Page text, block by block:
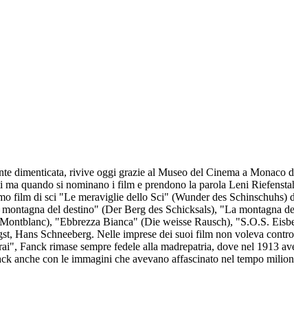
dimenticata, rivive oggi grazie al Museo del Cinema a
quando si nominano i film e prendono la parola Leni
film di sci "Le meraviglie dello Sci" (Wunder des Schinschuhs)
del destino" (Der Berg des Schicksals), "La montagna
"Ebbrezza Bianca" (Die weisse Rausch), "S.O.S.
Hans Schneeberg. Nelle imprese dei suoi film non voleva
Fanck rimase sempre fedele alla madrepatria, dove nel 1913
anche con le immagini che avevano affascinato nel tempo